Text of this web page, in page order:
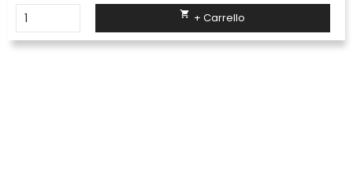
 + Carrello